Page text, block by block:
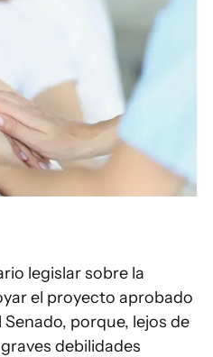
legislar sobre la
el proyecto aprobado
porque, lejos de
debilidades